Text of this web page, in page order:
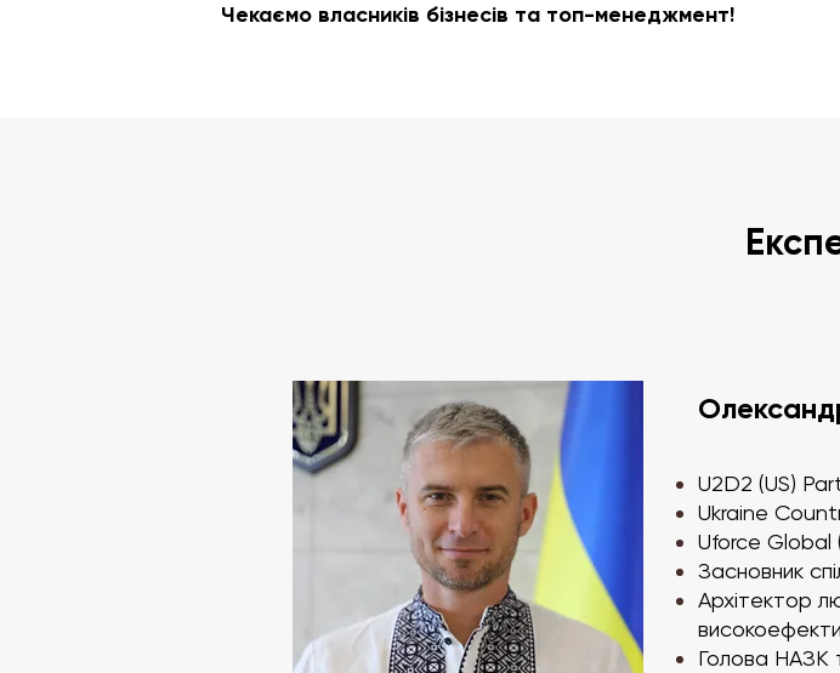
Чекаємо власників бізнесів та топ-менеджмент!
U2D2 (US)
Ukraine
Uforce Global
Засновник
Архітектор
Голова НАЗК